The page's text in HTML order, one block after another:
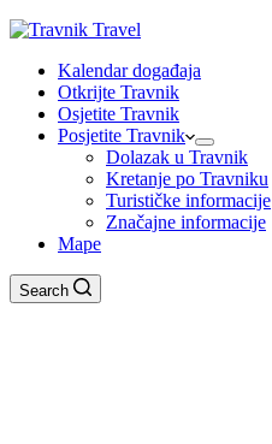
Kalendar događaja
Otkrijte Travnik
Osjetite Travnik
Posjetite Travnik
Dolazak u Travnik
Kretanje po Travniku
Turističke informacije
Značajne informacije
Mape
Search